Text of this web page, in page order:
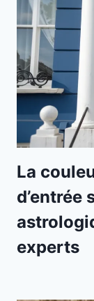
La
d’entrée
experts